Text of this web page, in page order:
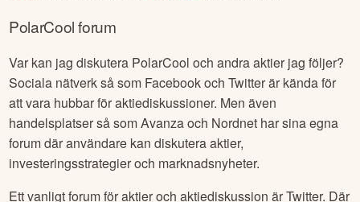
PolarCoolforum
Var kan jag diskutera PolarCool och andra aktier jag följer?
Sociala nätverk så som Facebook och Twitter är kända för
att vara hubbar för aktiediskussioner. Men även
handelsplatser så som Avanza och Nordnet har sina egna
forum där användare kan diskutera aktier,
investeringsstrategier och marknadsnyheter.
Ett vanligt forum för aktier och aktiediskussion är Twitter. Där